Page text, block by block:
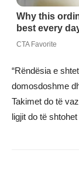
“Rëndësia e
domosdoshme
Takimet do të
ligjit do të